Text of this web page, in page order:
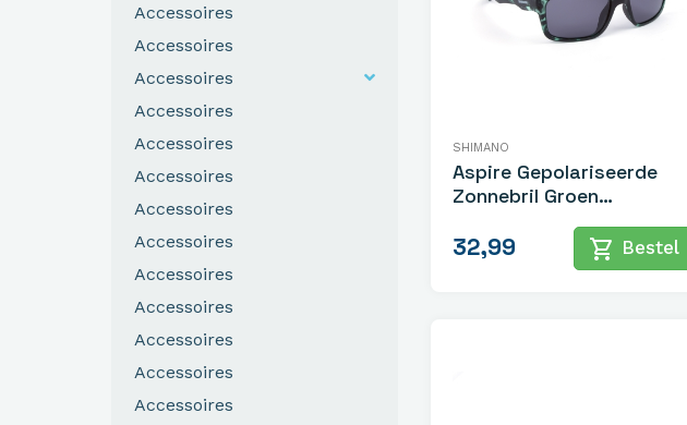
Accessoires
Accessoires
Accessoires
Accessoires
Accessoires
Accessoires
Accessoires
Accessoires
Accessoires
Accessoires
Accessoires
Accessoires
Accessoires
SHIMANO
Aspire Gepolariseerde
Zonnebril Groen
32,99 shopping_cart Bestel